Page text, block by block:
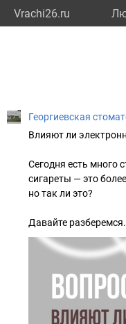
Vrachi26.ru
Георгиевская
Влияют ли
Сегодня есть много
сигареты — это
но так ли это?
Давайте разберемся.